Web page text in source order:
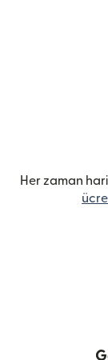
Her zaman